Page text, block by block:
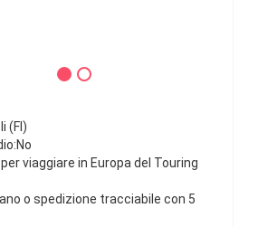
(FI)
viaggiare in Europa del Touring
o spedizione tracciabile con 5